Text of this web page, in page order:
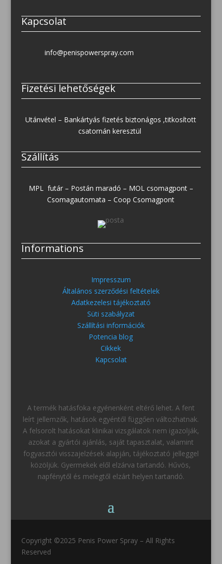
Kapcsolat
info@penispowerspray.com
Fizetési lehetőségek
Utánvétel – Bankártyás fizetés biztonágos ,titkosított
csatornán keresztül
Szállítás
MPL futár – Postán maradó – MOL csomagpont –
Csomagautomata – Coop Csomagpont
Informations
Impresszum
Általános szerződési feltételek
Adatkezelesi tájékoztató
Süti szabályzat
Szállítási információk
Potencia blog
Cikkek
Kapcsolat
A termék hatásfoka egyénenként eltérő lehet. A fent
leírt jellemzők, hatások egyéntől függően változhatnak.
A felsorolt hatásokat klinikai vizsgálatok nem igazolják,
azokat a gyártói ajánlás, saját tapasztalat, valamint
fogyasztói visszajelzések alapján, tájékoztató jelleggel
közöljük. Gyermekek elől elzárva tartandó. Hűvös,
napfénytől és melegtől elzárt helyen tartandó.
Copyright ©2025 Penis Power Spray – All Rights
Reserved